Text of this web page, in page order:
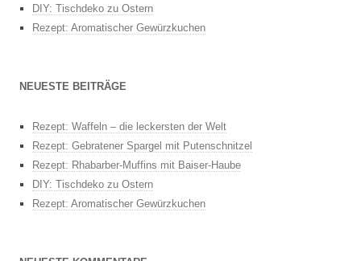
DIY: Tischdeko zu Ostern
Rezept: Aromatischer Gewürzkuchen
NEUESTE BEITRÄGE
Rezept: Waffeln – die leckersten der Welt
Rezept: Gebratener Spargel mit Putenschnitzel
Rezept: Rhabarber-Muffins mit Baiser-Haube
DIY: Tischdeko zu Ostern
Rezept: Aromatischer Gewürzkuchen